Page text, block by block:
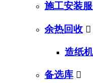
施工安装
余热回收 
造纸
备选库 